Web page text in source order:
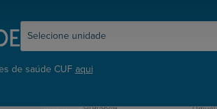
de saúde CUF aqui